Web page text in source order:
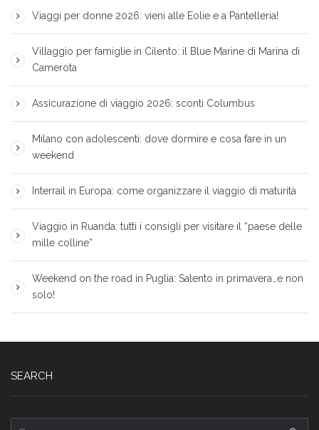
Viaggi per donne 2026: vieni alle Eolie e a Pantelleria!
Villaggio per famiglie in Cilento: il Blue Marine di Marina di
Camerota
Assicurazione di viaggio 2026: sconti Columbus
Milano con adolescenti: dove dormire e cosa fare in un
weekend
Interrail in Europa: come organizzare il viaggio di maturità
Viaggio in Ruanda: tutti i consigli per visitare il “paese delle
mille colline”
Weekend on the road in Puglia: Salento in primavera…e non
solo!
SEARCH